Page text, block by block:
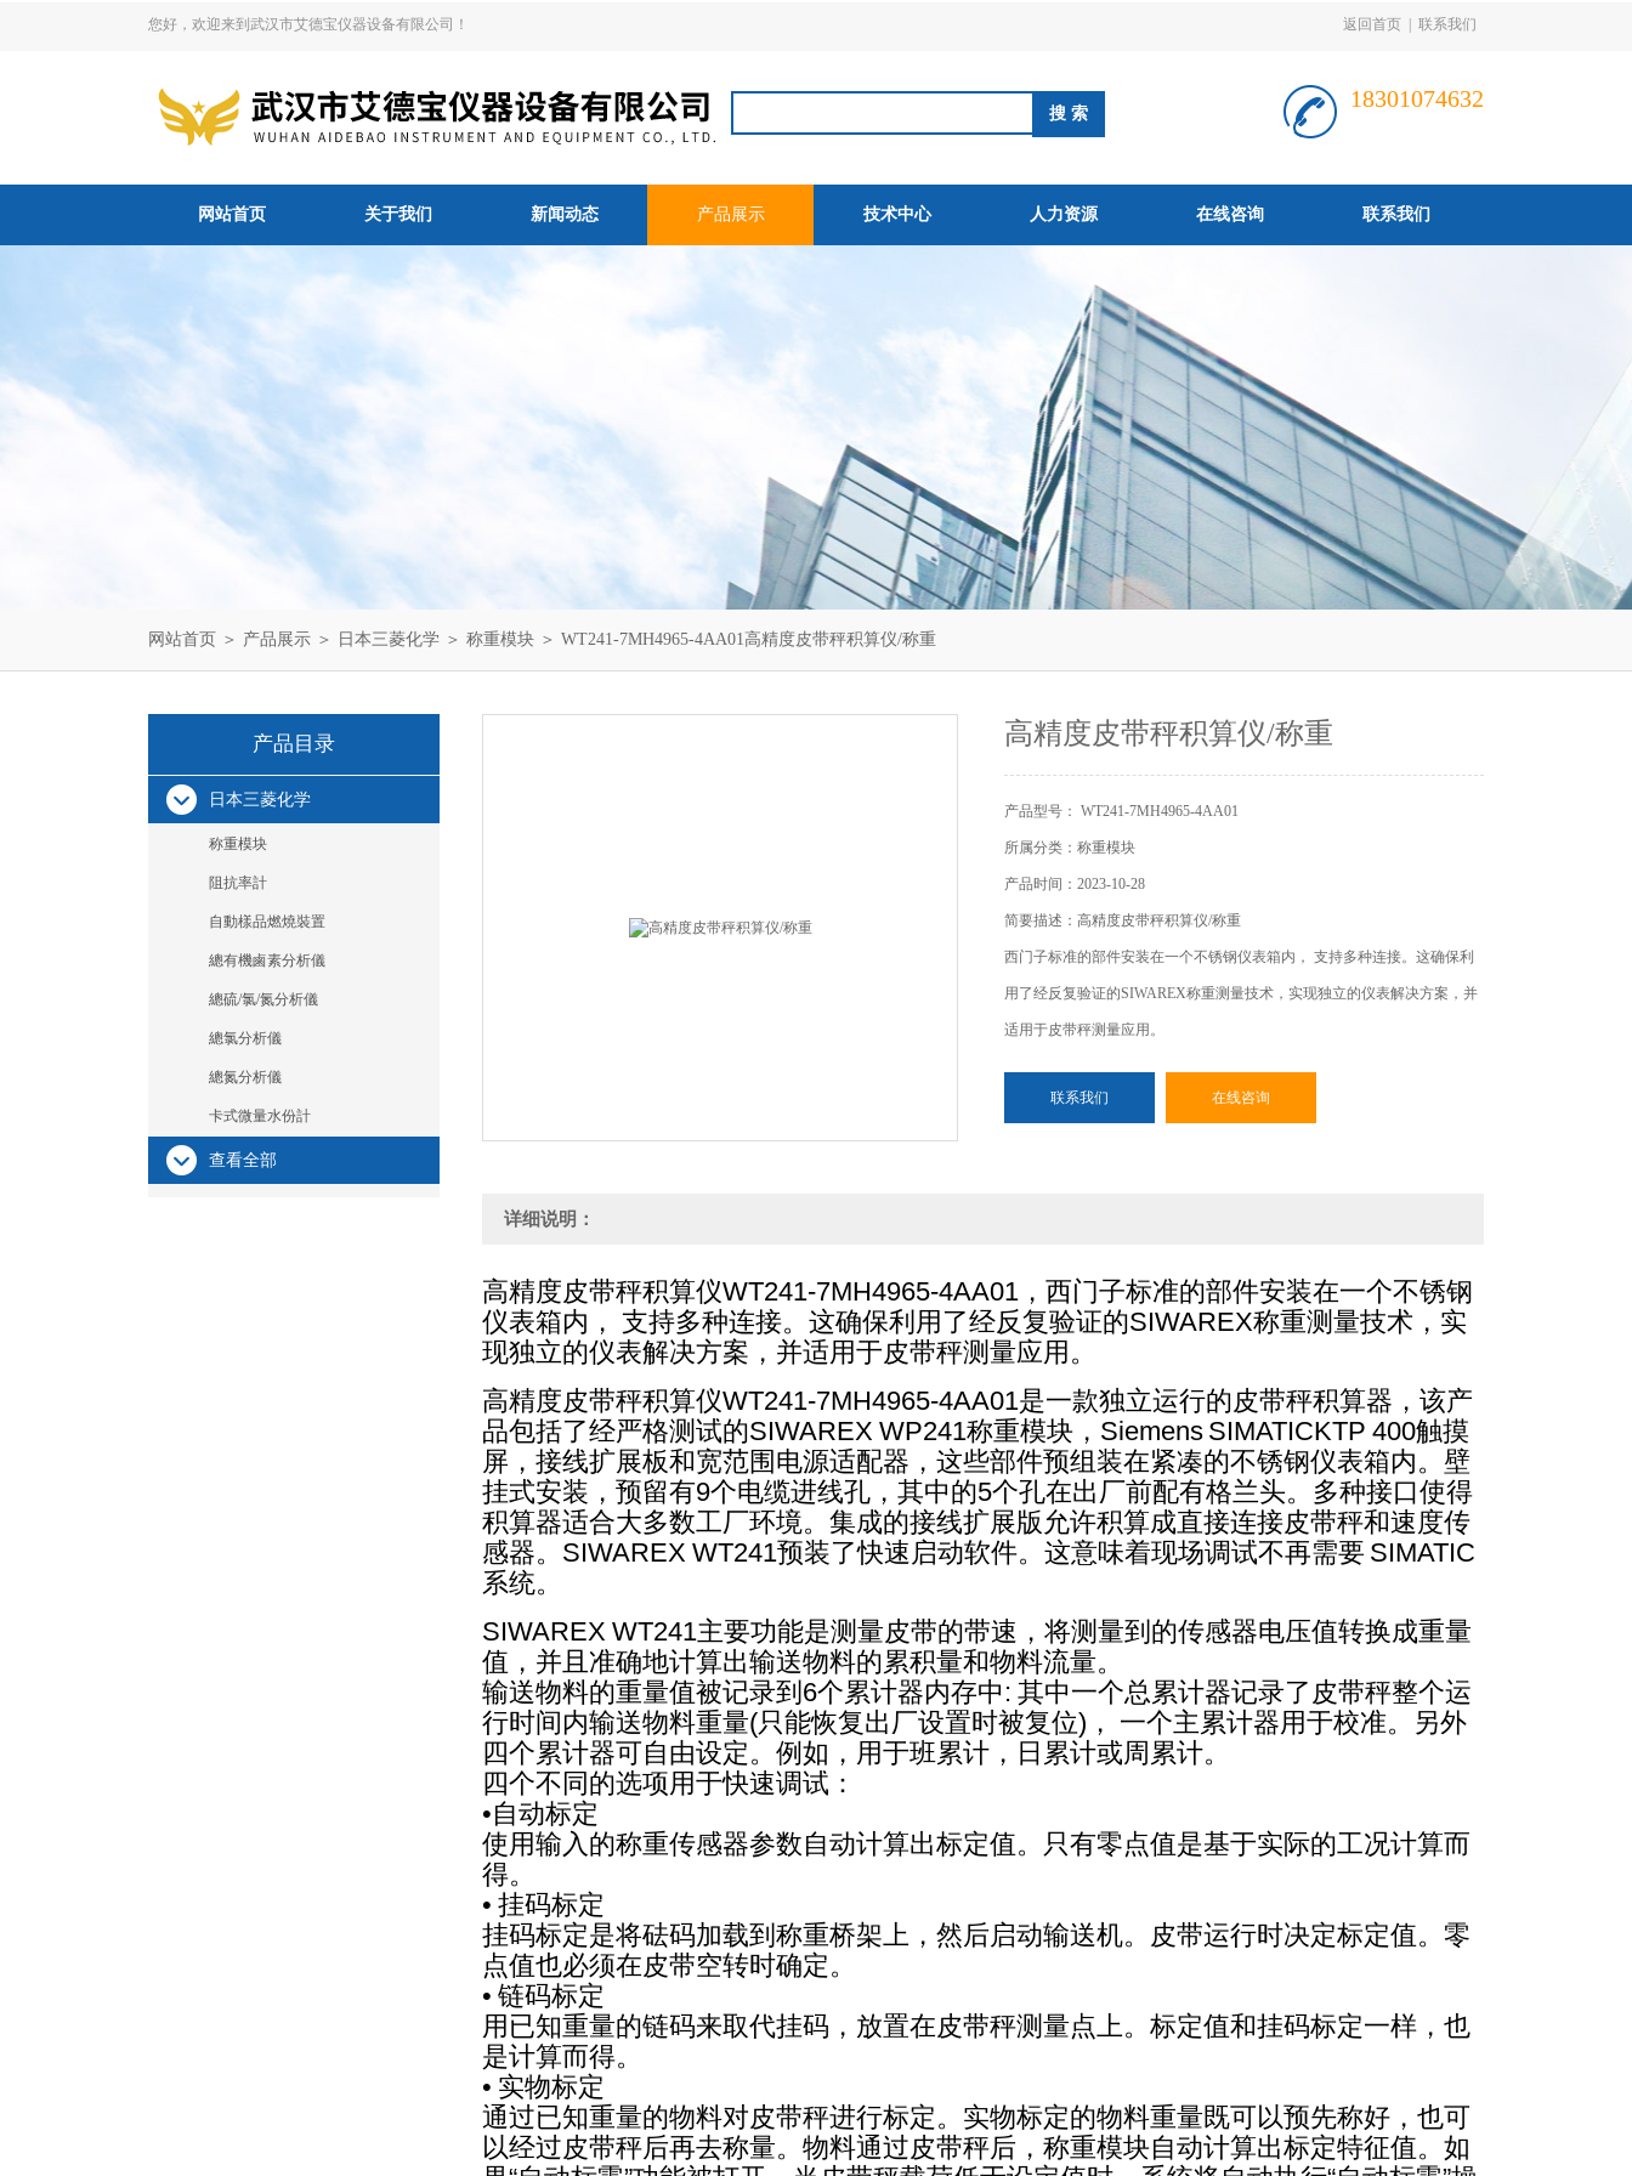
您好，欢迎来到武汉市艾德宝仪器设备有限公司！ 返回首页 联系我们
18301074632
网站首页 关于我们 新闻动态 产品展示 技术中心 人力资源 在线咨询 联系我们
网站首页 ＞ 产品展示 ＞ 日本三菱化学 ＞ 称重模块 ＞ WT241-7MH4965-4AA01高精度皮带秤积算仪/称重
产品目录
日本三菱化学
称重模块
阻抗率計
自動樣品燃燒裝置
總有機鹵素分析儀
總硫/氯/氮分析儀
總氯分析儀
總氮分析儀
卡式微量水份計
查看全部
高精度皮带秤积算仪/称重
产品型号： WT241-7MH4965-4AA01
所属分类：称重模块
产品时间：2023-10-28
简要描述：高精度皮带秤积算仪/称重
西门子标准的部件安装在一个不锈钢仪表箱内， 支持多种连接。这确保利
用了经反复验证的SIWAREX称重测量技术，实现独立的仪表解决方案，并
适用于皮带秤测量应用。
联系我们 在线咨询
详细说明：
高精度皮带秤积算仪WT241-7MH4965-4AA01，西门子标准的部件安装在一个不锈钢
仪表箱内， 支持多种连接。这确保利用了经反复验证的SIWAREX称重测量技术，实
现独立的仪表解决方案，并适用于皮带秤测量应用。
高精度皮带秤积算仪WT241-7MH4965-4AA01是一款独立运行的皮带秤积算器，该产
品包括了经严格测试的SIWAREX WP241称重模块，Siemens SIMATICKTP 400触摸
屏，接线扩展板和宽范围电源适配器，这些部件预组装在紧凑的不锈钢仪表箱内。壁
挂式安装，预留有9个电缆进线孔，其中的5个孔在出厂前配有格兰头。多种接口使得
积算器适合大多数工厂环境。集成的接线扩展版允许积算成直接连接皮带秤和速度传
感器。SIWAREX WT241预装了快速启动软件。这意味着现场调试不再需要 SIMATIC
系统。
SIWAREX WT241主要功能是测量皮带的带速，将测量到的传感器电压值转换成重量
值，并且准确地计算出输送物料的累积量和物料流量。
输送物料的重量值被记录到6个累计器内存中: 其中一个总累计器记录了皮带秤整个运
行时间内输送物料重量(只能恢复出厂设置时被复位)， 一个主累计器用于校准。另外
四个累计器可自由设定。例如，用于班累计，日累计或周累计。
四个不同的选项用于快速调试：
•自动标定
使用输入的称重传感器参数自动计算出标定值。只有零点值是基于实际的工况计算而
得。
• 挂码标定
挂码标定是将砝码加载到称重桥架上，然后启动输送机。皮带运行时决定标定值。零
点值也必须在皮带空转时确定。
• 链码标定
用已知重量的链码来取代挂码，放置在皮带秤测量点上。标定值和挂码标定一样，也
是计算而得。
• 实物标定
通过已知重量的物料对皮带秤进行标定。实物标定的物料重量既可以预先称好，也可
以经过皮带秤后再去称量。物料通过皮带秤后，称重模块自动计算出标定特征值。如